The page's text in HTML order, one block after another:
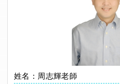
姓名：周志輝老師